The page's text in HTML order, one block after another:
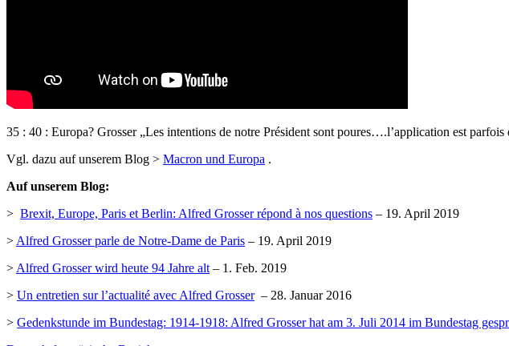
35 : 40 : Europa? Grosser „Les intentions de notre Président sont poures….l’application est
Vgl. dazu auf unserem Blog > Macron und Europa .
Auf unserem Blog:
> Brexit, Europe, Paris et Berlin: Alfred Grosser répond à nos questions – 19. April 2019
> Alfred Grosser parle de Notre-Dame de Paris – 19. April 2019
> Alfred Grosser wird heute 94 Jahre alt – 1. Feb. 2019
> Un entretien sur l’actualité avec Alfred Grosser– 28. Januar 2016
> Gedenkstunde im Bundestag: 1914-1918: Alfred Grosser hat am 3. Juli 2014 im Bundestag